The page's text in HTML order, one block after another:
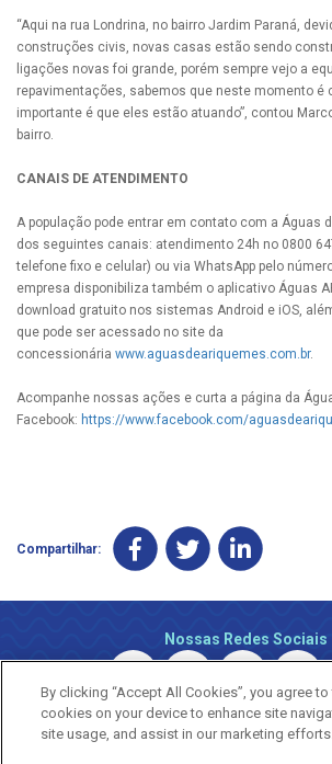
“Aqui na rua Londrina, no bairro Jardim Paraná,
construções civis, novas casas estão sendo
ligações novas foi grande, porém sempre vejo a
repavimentações, sabemos que neste momento é
importante é que eles estão atuando”, contou
bairro.
CANAIS DE ATENDIMENTO
A população pode entrar em contato com a Águas
dos seguintes canais: atendimento 24h no 0800
telefone fixo e celular) ou via WhatsApp pelo
empresa disponibiliza também o aplicativo Águas
download gratuito nos sistemas Android e iOS,
que pode ser acessado no site da
concessionária www.aguasdeariquemes.com.br.
Acompanhe nossas ações e curta a página da
Facebook: https://www.facebook.com/
Compartilhar:
Nossas Redes Sociais
By clicking “Accept All Cookies”, you agree
cookies on your device to enhance site
site usage, and assist in our marketing